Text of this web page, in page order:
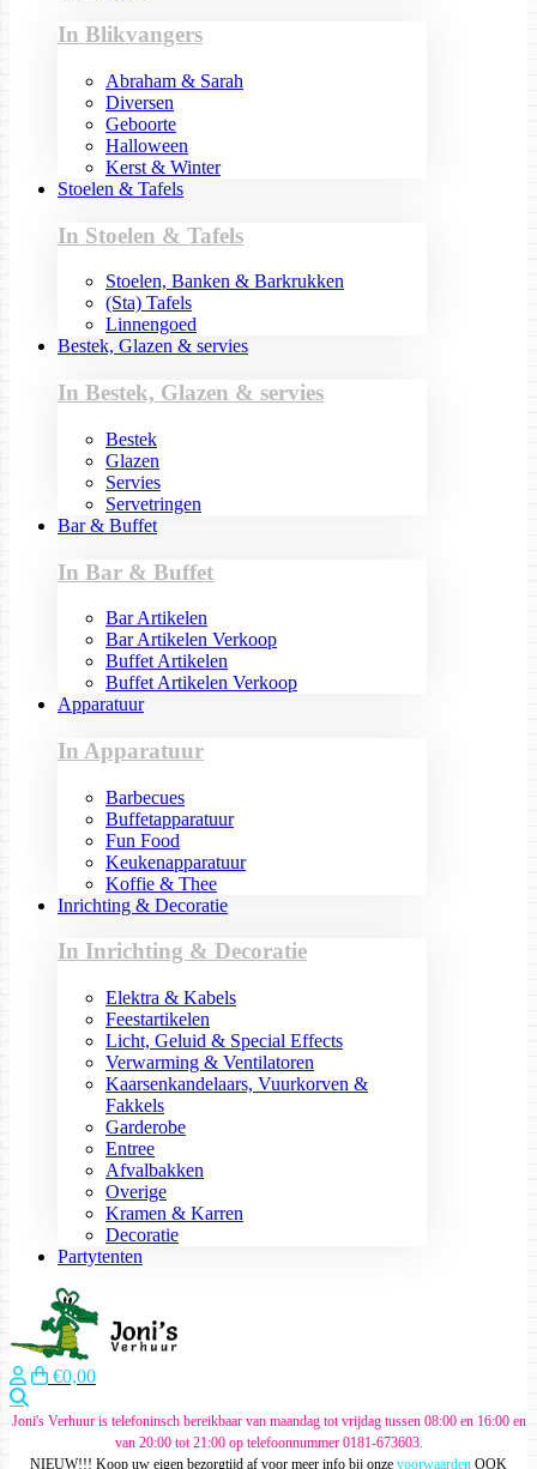
In Blikvangers
Abraham & Sarah
Diversen
Geboorte
Halloween
Kerst & Winter
Stoelen & Tafels
In Stoelen & Tafels
Stoelen, Banken & Barkrukken
(Sta) Tafels
Linnengoed
Bestek, Glazen & servies
In Bestek, Glazen & servies
Bestek
Glazen
Servies
Servetringen
Bar & Buffet
In Bar & Buffet
Bar Artikelen
Bar Artikelen Verkoop
Buffet Artikelen
Buffet Artikelen Verkoop
Apparatuur
In Apparatuur
Barbecues
Buffetapparatuur
Fun Food
Keukenapparatuur
Koffie & Thee
Inrichting & Decoratie
In Inrichting & Decoratie
Elektra & Kabels
Feestartikelen
Licht, Geluid & Special Effects
Verwarming & Ventilatoren
Kaarsenkandelaars, Vuurkorven &
Fakkels
Garderobe
Entree
Afvalbakken
Overige
Kramen & Karren
Decoratie
Partytenten
€0,00
Joni's Verhuur is telefoninsch bereikbaar van maandag tot vrijdag tussen 08:00 en 16:00 en
van 20:00 tot 21:00 op telefoonnummer 0181-673603.
NIEUW!!! Koop uw eigen bezorgtijd af voor meer info bij onze voorwaarden OOK